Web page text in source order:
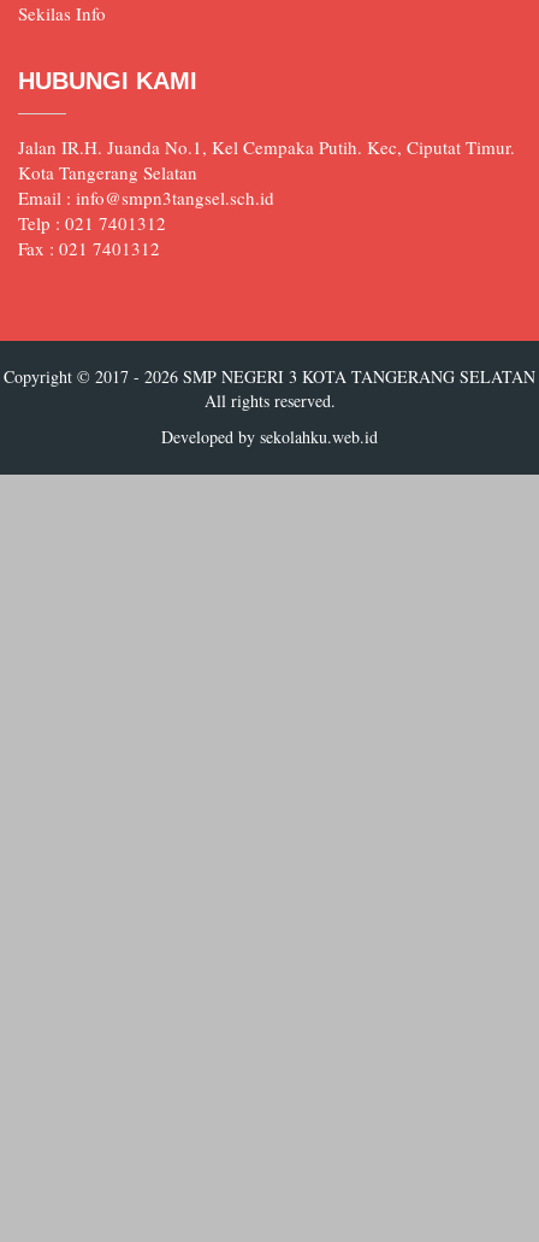
Sekilas Info
HUBUNGI KAMI
Jalan IR.H. Juanda No.1, Kel Cempaka Putih. Kec, Ciputat Timur.
Kota Tangerang Selatan
Email : info@smpn3tangsel.sch.id
Telp : 021 7401312
Fax : 021 7401312
Copyright © 2017 - 2026 SMP NEGERI 3 KOTA TANGERANG SELATAN
All rights reserved.
Developed by sekolahku.web.id